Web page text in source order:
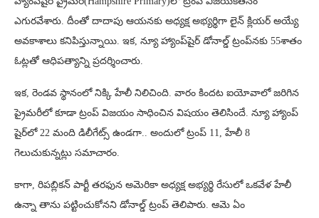
ఎగురవేశారు. దీంతో దాదాపు ఆయనకు అధ్యక్ష అభ్యర్థిగా లైన్ క్లియర్ అయ్యే
అవకాశాలు కనిపిస్తున్నాయి. ఇక, న్యూ హ్యాంప్‌షైర్ డోనాల్డ్ ట్రంప్‌నకు 55శాతం
ఓట్లతో ఆధిపత్యాన్ని ప్రదర్శించారు.
ఇక, రెండవ స్థానంలో నిక్కి హేలీ నిలిచింది. వారం కిందట ఐయోవాలో జరిగిన
ప్రైమరీలో కూడా ట్రంప్ విజయం సాధించిన విషయం తెలిసిందే. న్యూ హ్యాంప్
షైర్‌లో 22 మంది డిలీగేట్స్ ఉండగా.. అందులో ట్రంప్ 11, హేలీ 8
గెలుచుకున్నట్లు సమాచారం.
కాగా, రిపబ్లికన్ పార్టీ తరఫున అమెరికా అధ్యక్ష అభ్యర్థి రేసులో ఒకవేళ హేలీ
ఉన్నా తాను పట్టించుకోనని డోనాల్డ్ ట్రంప్ తెలిపారు. ఆమె ఏం